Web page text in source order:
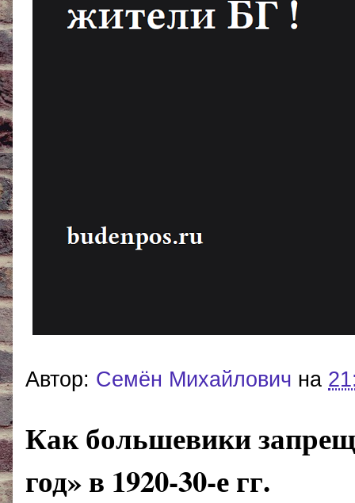
Автор: Cемён Михайлович на
Как большевики
год» в 1920-30-е гг.